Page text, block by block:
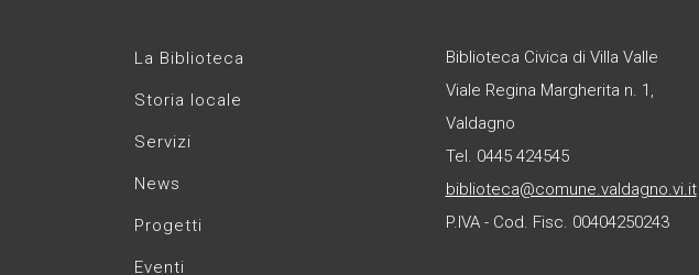
La Biblioteca
Storia locale
Servizi
News
Progetti
Eventi
Biblioteca Civica di Villa Valle
Viale Regina Margherita n. 1,
Valdagno
Tel. 0445 424545
biblioteca@comune.valdagno.vi.it
P.IVA - Cod. Fisc. 00404250243